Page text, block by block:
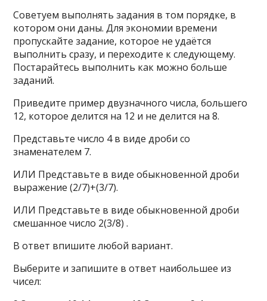
Советуем выполнять задания в том порядке, в
котором они даны. Для экономии времени
пропускайте задание, которое не удаётся
выполнить сразу, и переходите к следующему.
Постарайтесь выполнить как можно больше
заданий.
Приведите пример двузначного числа, большего
12, которое делится на 12 и не делится на 8.
Представьте число 4 в виде дроби со
знаменателем 7.
ИЛИ Представьте в виде обыкновенной дроби
выражение (2/7)+(3/7).
ИЛИ Представьте в виде обыкновенной дроби
смешанное число 2(3/8) .
В ответ впишите любой вариант.
Выберите и запишите в ответ наибольшее из
чисел: